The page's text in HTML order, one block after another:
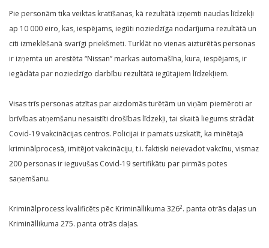
Pie personām tika veiktas kratīšanas, kā rezultātā izņemti naudas līdzekļi
ap 10 000 eiro, kas, iespējams, iegūti noziedzīga nodarījuma rezultātā un
citi izmeklēšanā svarīgi priekšmeti. Turklāt no vienas aizturētās personas
ir izņemta un arestēta “Nissan” markas automašīna, kura, iespējams, ir
iegādāta par noziedzīgo darbību rezultātā iegūtajiem līdzekļiem.
Visas trīs personas atzītas par aizdomās turētām un viņām piemēroti ar
brīvības atņemšanu nesaistīti drošības līdzekļi, tai skaitā liegums strādāt
Covid-19 vakcinācijas centros. Policijai ir pamats uzskatīt, ka minētajā
kriminālprocesā, imitējot vakcināciju, t.i. faktiski neievadot vakcīnu, vismaz
200 personas ir ieguvušas Covid-19 sertifikātu par pirmās potes
saņemšanu.
Kriminālprocess kvalificēts pēc Krimināllikuma 3262. panta otrās daļas un
Krimināllikuma 275. panta otrās daļas.